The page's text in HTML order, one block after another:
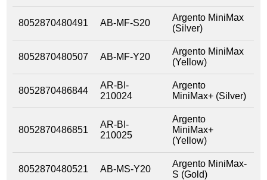
8052870480491 AB-MF-S20
Argento MiniMax
(Silver)
8052870480507 AB-MF-Y20
Argento MiniMax
(Yellow)
8052870486844
AR-BI-
210024
Argento
MiniMax+ (Silver)
8052870486851
AR-BI-
210025
Argento
MiniMax+
(Yellow)
8052870480521 AB-MS-Y20
Argento MiniMax-
S (Gold)